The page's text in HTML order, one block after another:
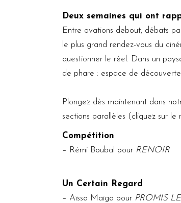
Deux semaines qui ont
Entre ovations debout, débats
le plus grand rendez-vous du
questionner le réel. Dans un
de phare : espace de
Plongez dès maintenant dans
sections parallèles (cliquez sur
Compétition
– Rémi Boubal pour RENOIR
Un Certain Regard
– Aïssa Maïga pour PROMIS